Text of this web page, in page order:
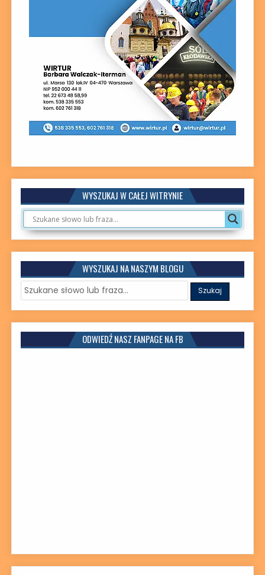
WYSZUKAJ W CAŁEJ WITRYNIE
WYSZUKAJ NA NASZYM BLOGU
ODWIEDŹ NASZ FANPAGE NA FB